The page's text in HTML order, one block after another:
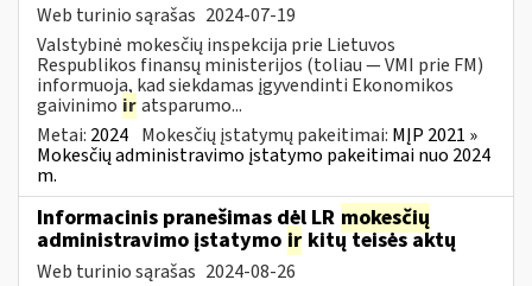
Web turinio sąrašas 2024-07-19
Valstybinė mokesčių inspekcija prie Lietuvos
Respublikos finansų ministerijos (toliau — VMI prie FM)
informuoja, kad siekdamas įgyvendinti Ekonomikos
gaivinimo iratsparumo...
Metai: 2024 Mokesčių įstatymų pakeitimai: MĮP 2021 »
Mokesčių administravimo įstatymo pakeitimai nuo 2024
m.
Informacinis pranešimas dėl LR mokesčių
administravimo įstatymo ir kitų teisės aktų
Web turinio sąrašas 2024-08-26